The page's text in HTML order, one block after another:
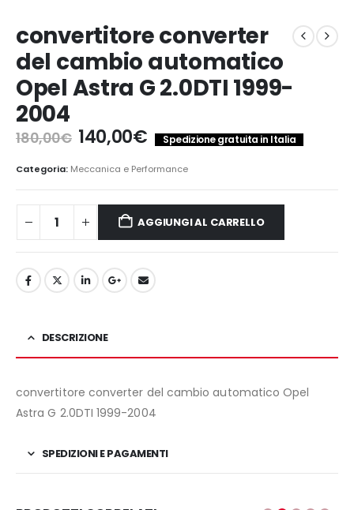
convertitore converter
del cambio automatico
Opel Astra G 2.0DTI 1999-
2004
180,00€ Il
prezzo
originale
era:
180,00€.
140,00€Il
prezzo
attuale
è:
140,00€.
Spedizione gratuita in Italia
Categoria: Meccanica e Performance
AGGIUNGI AL CARRELLO
DESCRIZIONE
convertitore converter del cambio automatico Opel
Astra G 2.0DTI 1999-2004
SPEDIZIONI E PAGAMENTI